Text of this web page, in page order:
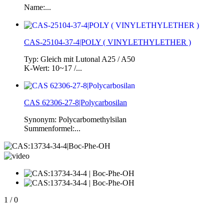
Name:...
CAS-25104-37-4|POLY ( VINYLETHYLETHER )
Typ: Gleich mit Lutonal A25 / A50
K-Wert: 10~17 /...
CAS 62306-27-8|Polycarbosilan
Synonym: Polycarbomethylsilan
Summenformel:...
1 / 0